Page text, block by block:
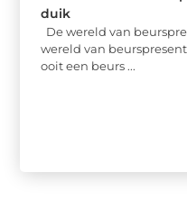
duik
De wereld van
wereld van
ooit een beurs ...